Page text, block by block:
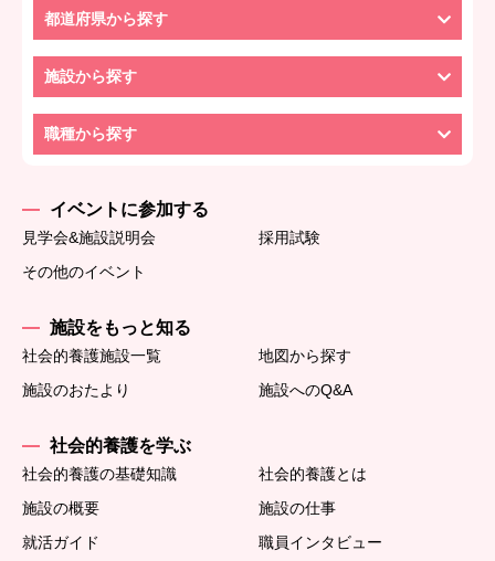
都道府県から探す
施設から探す
職種から探す
イベントに参加する
見学会&施設説明会
採用試験
その他のイベント
施設をもっと知る
社会的養護施設一覧
地図から探す
施設のおたより
施設へのQ&A
社会的養護を学ぶ
社会的養護の基礎知識
社会的養護とは
施設の概要
施設の仕事
就活ガイド
職員インタビュー